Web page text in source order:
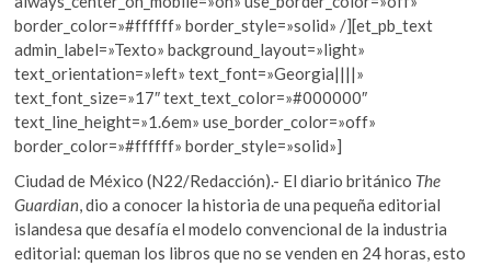
border_color=»#ffffff» border_style=»solid» /][et_pb_text
admin_label=»Texto» background_layout=»light»
text_orientation=»left» text_font=»Georgia||||»
text_font_size=»17″ text_text_color=»#000000″
text_line_height=»1.6em» use_border_color=»off»
border_color=»#ffffff» border_style=»solid»]
Ciudad de México (N22/Redacción).- El diario británico The
Guardian, dio a conocer la historia de una pequeña editorial
islandesa que desafía el modelo convencional de la industria
editorial: queman los libros que no se venden en 24 horas, esto